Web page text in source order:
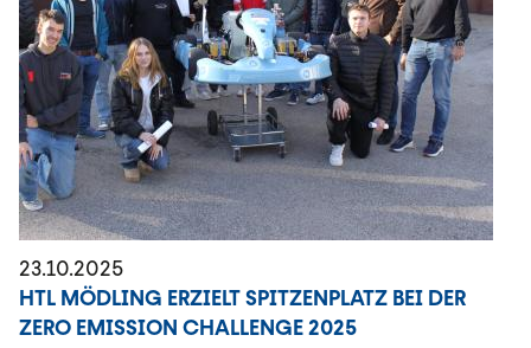
23.10.2025
HTL MÖDLING ERZIELT SPITZENPLATZ BEI DER
ZERO EMISSION CHALLENGE 2025